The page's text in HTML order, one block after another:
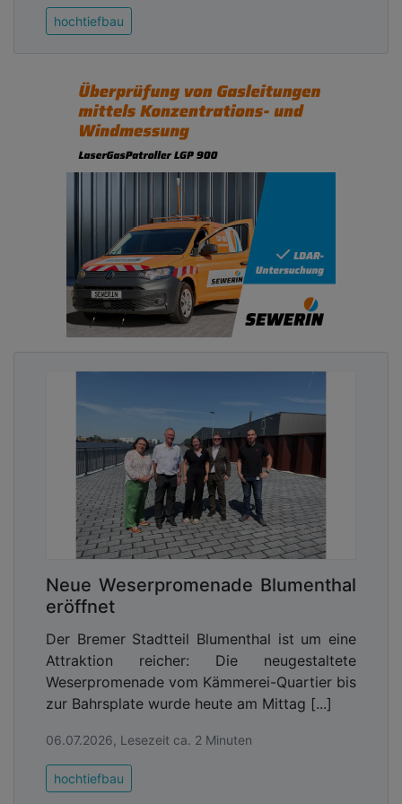
Advertising
Kommunalwirtschaft!
hochtiefbau
Neue Weserpromenade Blumenthal
eröffnet
Der Bremer Stadtteil Blumenthal ist um eine
Attraktion reicher: Die neugestaltete
Weserpromenade vom Kämmerei-Quartier bis
zur Bahrsplate wurde heute am Mittag [...]
06.07.2026, Lesezeit ca. 2 Minuten
hochtiefbau